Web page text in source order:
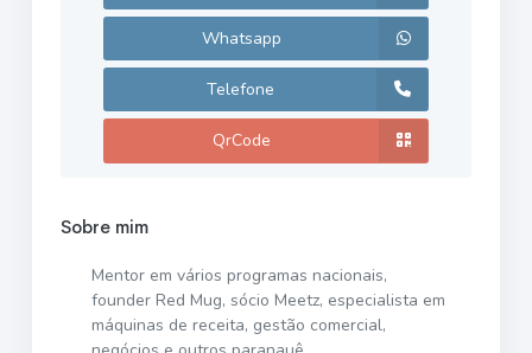
Whatsapp
Telefone
QrCode
Sobre mim
Mentor em vários programas nacionais,
founder Red Mug, sócio Meetz, especialista em
máquinas de receita, gestão comercial,